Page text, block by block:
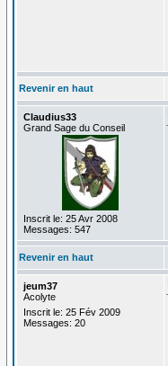
Revenir en haut
Claudius33
Grand Sage du Conseil
Inscrit le: 25 Avr 2008
Messages: 547
Revenir en haut
jeum37
Acolyte
Inscrit le: 25 Fév 2009
Messages: 20